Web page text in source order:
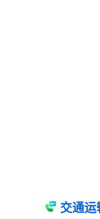
交通